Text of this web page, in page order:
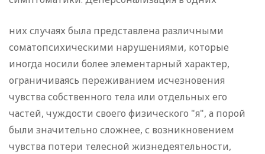
них случаях была представлена различными
соматопсихическими нарушениями, которые
иногда носили более элементарный характер,
ограничиваясь переживанием исчезновения
чувства собственного тела или отдельных его
частей, чуждости своего физического "я", а порой
были значительно сложнее, с возникновением
чувства потери телесной жизнедеятельности,